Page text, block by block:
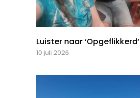
Luister naar ‘Opgeflikkerd’
10 juli 2026